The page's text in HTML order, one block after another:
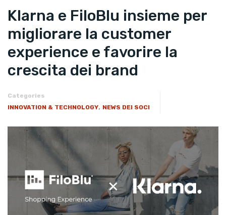
Klarna e FiloBlu insieme per
migliorare la customer
experience e favorire la
crescita dei brand
Categories
INNOVATION & TECHNOLOGY, NEWS DEI SOCI